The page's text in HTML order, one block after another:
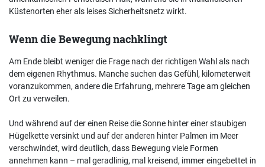
Küstenorten eher als leises Sicherheitsnetz wirkt.
Wenn die Bewegung nachklingt
Am Ende bleibt weniger die Frage nach der richtigen Wahl als nach
dem eigenen Rhythmus. Manche suchen das Gefühl, kilometerweit
voranzukommen, andere die Erfahrung, mehrere Tage am gleichen
Ort zu verweilen.
Und während auf der einen Reise die Sonne hinter einer staubigen
Hügelkette versinkt und auf der anderen hinter Palmen im Meer
verschwindet, wird deutlich, dass Bewegung viele Formen
annehmen kann – mal geradlinig, mal kreisend, immer eingebettet in